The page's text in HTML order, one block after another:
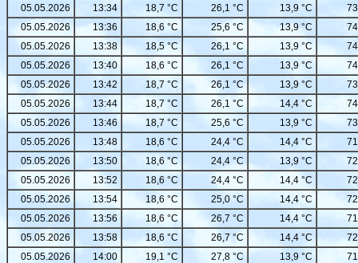
05.05.2026
13:34 18,7 °C 26,1 °C 13,9 °C
05.05.2026
13:36 18,6 °C 25,6 °C 13,9 °C
05.05.2026
13:38 18,5 °C 26,1 °C 13,9 °C
05.05.2026
13:40 18,6 °C 26,1 °C 13,9 °C
05.05.2026
13:42 18,7 °C 26,1 °C 13,9 °C
05.05.2026
13:44 18,7 °C 26,1 °C 14,4 °C
05.05.2026
13:46 18,7 °C 25,6 °C 13,9 °C
05.05.2026
13:48 18,6 °C 24,4 °C 14,4 °C
05.05.2026
13:50 18,6 °C 24,4 °C 13,9 °C
05.05.2026
13:52 18,6 °C 24,4 °C 14,4 °C
05.05.2026
13:54 18,6 °C 25,0 °C 14,4 °C
05.05.2026
13:56 18,6 °C 26,7 °C 14,4 °C
05.05.2026
13:58 18,6 °C 26,7 °C 14,4 °C
05.05.2026
14:00 19,1 °C 27,8 °C 13,9 °C